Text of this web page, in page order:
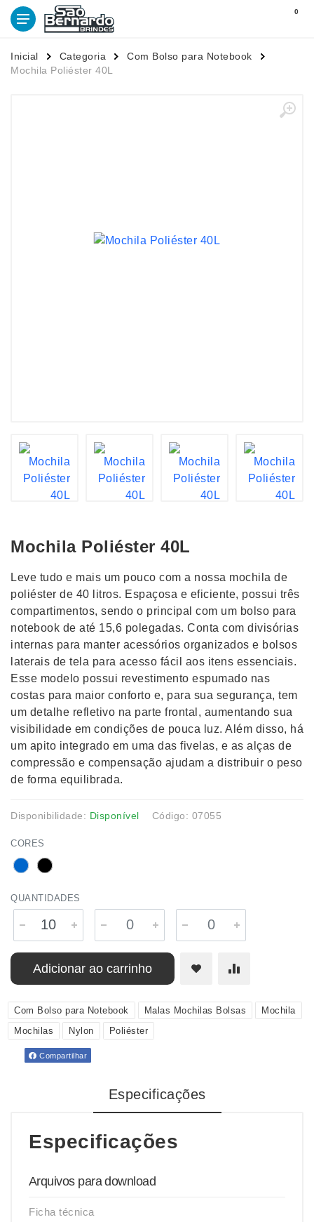
0
Inicial Categoria
Com Bolso para Notebook
Mochila Poliéster 40L
Mochila Poliéster 40L
Leve tudo e mais um pouco com a nossa mochila de
poliéster de 40 litros. Espaçosa e eficiente, possui três
compartimentos, sendo o principal com um bolso para
notebook de até 15,6 polegadas. Conta com divisórias
internas para manter acessórios organizados e bolsos
laterais de tela para acesso fácil aos itens essenciais.
Esse modelo possui revestimento espumado nas
costas para maior conforto e, para sua segurança, tem
um detalhe refletivo na parte frontal, aumentando sua
visibilidade em condições de pouca luz. Além disso, há
um apito integrado em uma das fivelas, e as alças de
compressão e compensação ajudam a distribuir o peso
de forma equilibrada.
Disponibilidade: Disponível Código: 07055
CORES
QUANTIDADES
Adicionar ao carrinho
Com Bolso para Notebook Malas Mochilas Bolsas
Mochila
Mochilas
Nylon Poliéster
Compartilhar
Especificações
Especificações
Arquivos para download
Ficha técnica